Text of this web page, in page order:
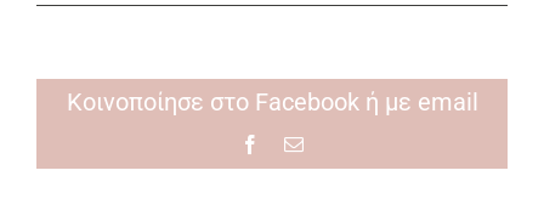
Κοινοποίησε στο Facebook ή με email
Facebook
Email